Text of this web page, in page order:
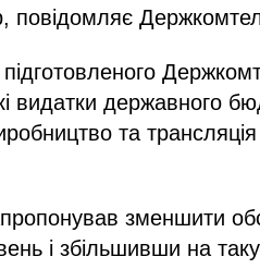
повідомляє
видатки державного
та
зменшити
і збільшивши на